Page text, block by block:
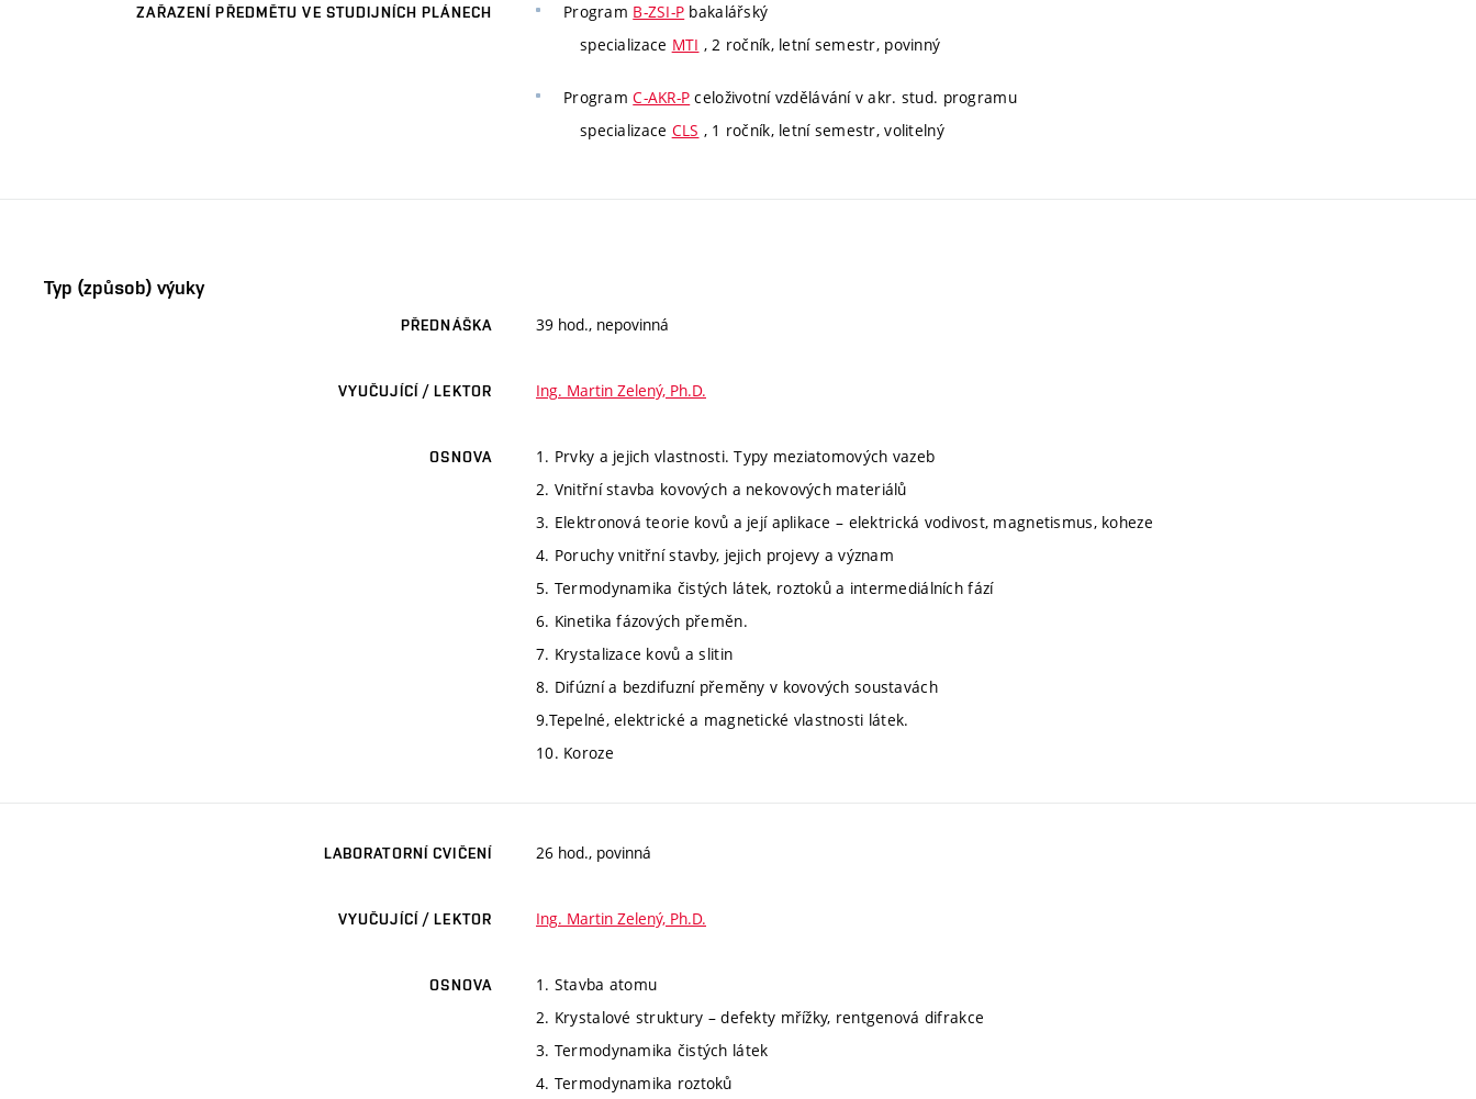
ZAŘAZENÍ PŘEDMĚTU VE STUDIJNÍCH PLÁNECH Program B-ZSI-P bakalářský
specializace MTI , 2 ročník, letní semestr, povinný
ProgramC-AKR-P celoživotní vzdělávání v akr. stud. programu
specializace CLS , 1 ročník, letní semestr, volitelný
Typ (způsob) výuky
PŘEDNÁŠKA 39 hod., nepovinná
VYUČUJÍCÍ / LEKTOR Ing. Martin Zelený, Ph.D.
OSNOVA
1. Prvky a jejich vlastnosti. Typy meziatomových vazeb
2. Vnitřní stavba kovových a nekovových materiálů
3. Elektronová teorie kovů a její aplikace – elektrická vodivost, magnetismus, koheze
4. Poruchy vnitřní stavby, jejich projevy a význam
5. Termodynamika čistých látek, roztoků a intermediálních fází
6. Kinetika fázových přeměn.
7. Krystalizace kovů a slitin
8. Difúzní a bezdifuzní přeměny v kovových soustavách
9.Tepelné, elektrické a magnetické vlastnosti látek.
10. Koroze
LABORATORNÍ CVIČENÍ 26 hod., povinná
VYUČUJÍCÍ / LEKTOR Ing. Martin Zelený, Ph.D.
OSNOVA
1. Stavba atomu
2. Krystalové struktury – defekty mřížky, rentgenová difrakce
3. Termodynamika čistých látek
4. Termodynamika roztoků